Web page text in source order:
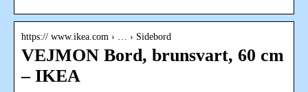
https:// www.ikea.com › … › Sidebord
VEJMON Bord, brunsvart, 60 cm
– IKEA